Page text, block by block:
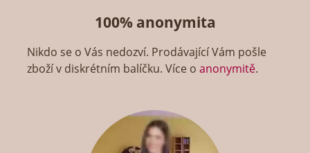
100% anonymita
Nikdo se o Vás nedozví. Prodávající Vám pošle
zboží v diskrétním balíčku. Více oanonymitě.